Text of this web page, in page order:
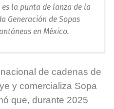
es la punta de lanza de la
Generación de Sopas
en México.
de cadenas de
y comercializa Sopa
que, durante 2025